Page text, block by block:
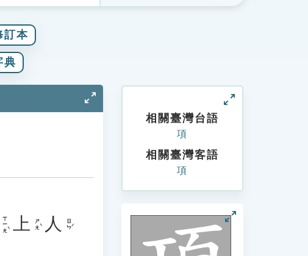
訂本
典
ㄒㄧㄤˋ 上 ㄕㄤˋ 人 ㄖㄣˊ
相關臺灣台語
項
相關臺灣客語
項